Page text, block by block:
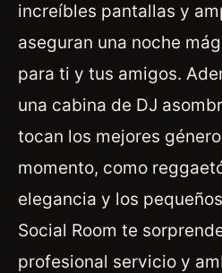
increíbles pantallas y
aseguran una noche
para ti y tus amigos.
una cabina de DJ
tocan los mejores
momento, como
elegancia y los
Social Room te
profesional servicio y